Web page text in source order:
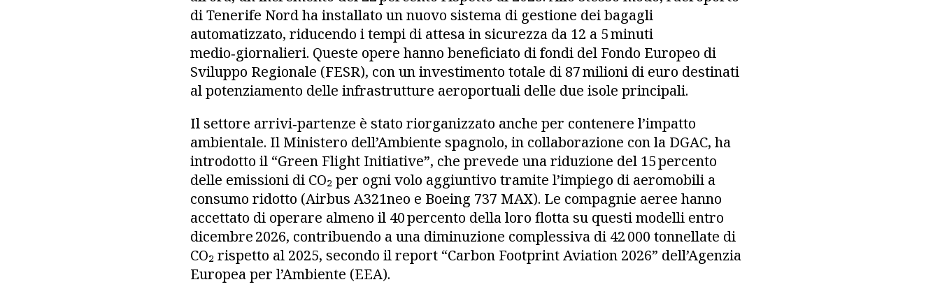
di Tenerife Nord ha installato un nuovo sistema di gestione dei bagagli
automatizzato, riducendo i tempi di attesa in sicurezza da 12 a 5 minuti
medio‑giornalieri. Queste opere hanno beneficiato di fondi del Fondo Europeo di
Sviluppo Regionale (FESR), con un investimento totale di 87 milioni di euro destinati
al potenziamento delle infrastrutture aeroportuali delle due isole principali.
Il settore arrivi‑partenze è stato riorganizzato anche per contenere l’impatto
ambientale. Il Ministero dell’Ambiente spagnolo, in collaborazione con la DGAC, ha
introdotto il “Green Flight Initiative”, che prevede una riduzione del 15 percento
delle emissioni di CO₂ per ogni volo aggiuntivo tramite l’impiego di aeromobili a
consumo ridotto (Airbus A321neo e Boeing 737 MAX). Le compagnie aeree hanno
accettato di operare almeno il 40 percento della loro flotta su questi modelli entro
dicembre 2026, contribuendo a una diminuzione complessiva di 42 000 tonnellate di
CO₂ rispetto al 2025, secondo il report “Carbon Footprint Aviation 2026” dell’Agenzia
Europea per l’Ambiente (EEA).